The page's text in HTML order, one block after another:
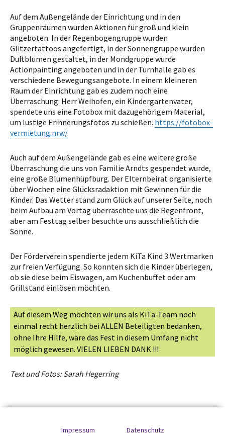
Auf dem Außengelände der Einrichtung und in den
Gruppenräumen wurden Aktionen für groß und klein
angeboten. In der Regenbogengruppe wurden
Glitzertattoos angefertigt, in der Sonnengruppe wurden
Duftblumen gestaltet, in der Mondgruppe wurde
Actionpainting angeboten und in der Turnhalle gab es
verschiedene Bewegungsangebote. In einem kleineren
Raum der Einrichtung gab es zudem noch eine
Überraschung: Herr Weihofen, ein Kindergartenvater,
spendete uns eine Fotobox mit dazugehörigem Material,
um lustige Erinnerungsfotos zu schießen. https://fotobox-
vermietung.nrw/
Auch auf dem Außengelände gab es eine weitere große
Überraschung die uns von Familie Arndts gespendet wurde,
eine große Blumenhüpfburg. Der Elternbeirat organisierte
über Wochen eine Glücksradaktion mit Gewinnen für die
Kinder. Das Wetter stand zum Glück auf unserer Seite, noch
beim Aufbau am Vortag überraschte uns die Regenfront,
aber am Festtag selber besuchte uns ausschließlich die
Sonne.
Der Förderverein spendierte jedem KiTa Kind 3 Wertmarken
zur freien Verfügung. So konnten sich die Kinder überlegen,
ob sie diese beim Eiswagen, am Kuchenbuffet oder am
Grillstand einlösen möchten.
Auf diesem Weg möchten wir uns als KiTa-Team noch
einmal recht herzlich bei ALLEN Beteiligten bedanken,
ohne Ihre Hilfe, wäre das Fest in diesem Umfang nicht
möglich gewesen. VIELEN LIEBEN DANK !!!
Text und Fotos: Sarah Hegerring
Impressum Datenschutz